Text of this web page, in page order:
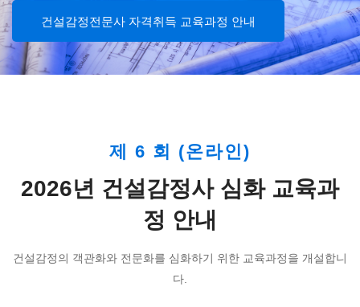
건설감정전문사 자격취득 교육과정 안내
제 6 회 (온라인)
2026년 건설감정사 심화 교육과
정 안내
건설감정의 객관화와 전문화를 심화하기 위한 교육과정을 개설합니
다.